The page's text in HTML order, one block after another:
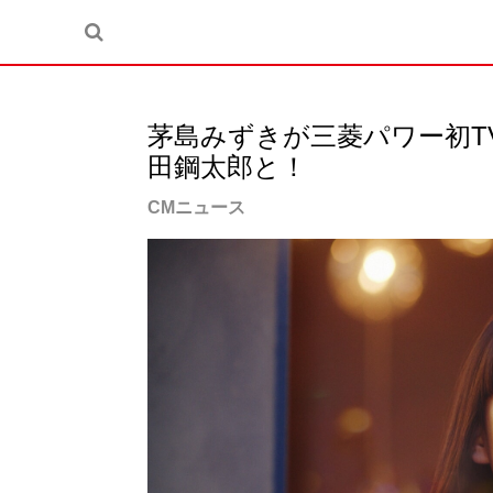
茅島みずきが三菱パワー初
田鋼太郎と！
CMニュース